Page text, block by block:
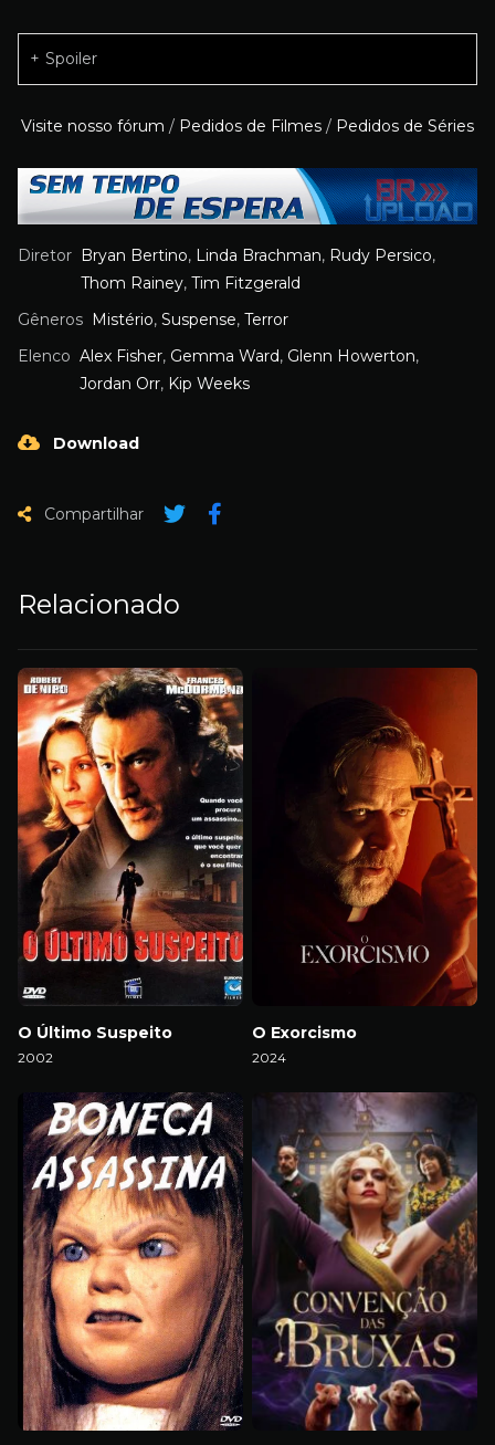
Spoiler
Visite nosso fórum / Pedidos de Filmes / Pedidos de Séries
Diretor Bryan Bertino, Linda Brachman, Rudy Persico,
Thom Rainey, Tim Fitzgerald
Gêneros
Mistério, Suspense, Terror
Elenco Alex Fisher, Gemma Ward, Glenn Howerton,
Jordan Orr, Kip Weeks
Download
Compartilhar
Relacionado
O Último Suspeito
2002
O Exorcismo
2024